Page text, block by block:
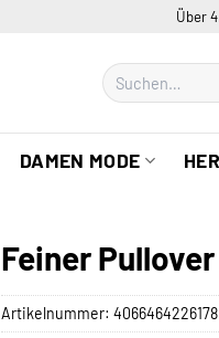
Über
Suchen
nach:
DAMEN MODE
Feiner
Artikelnummer: 4066464226178